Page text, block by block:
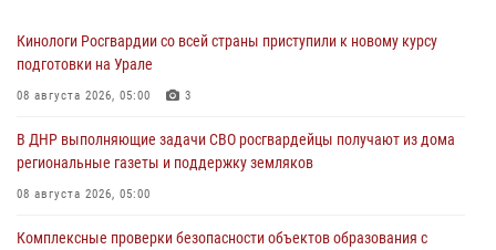
Кинологи Росгвардии со всей страны приступили к новому курсу
подготовки на Урале
08 августа 2026, 05:00 3
В ДНР выполняющие задачи СВО росгвардейцы получают из дома
региональные газеты и поддержку земляков
08 августа 2026, 05:00
Комплексные проверки безопасности объектов образования с